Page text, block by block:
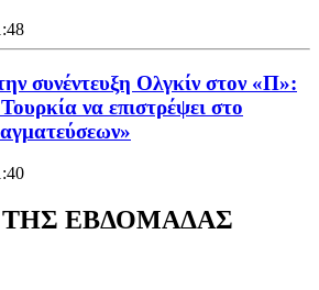
συνέντευξη Ολγκίν στον «Π»:
να επιστρέψει στο
ΤΗΣ ΕΒΔΟΜΑΔΑΣ